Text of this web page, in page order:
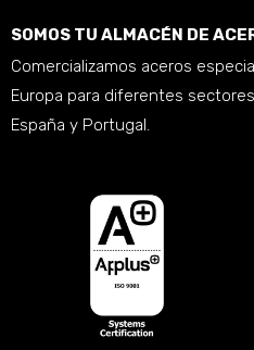
SOMOS TU ALMACÉN DE
Comercializamos aceros
Europa para diferentes
España y Portugal.